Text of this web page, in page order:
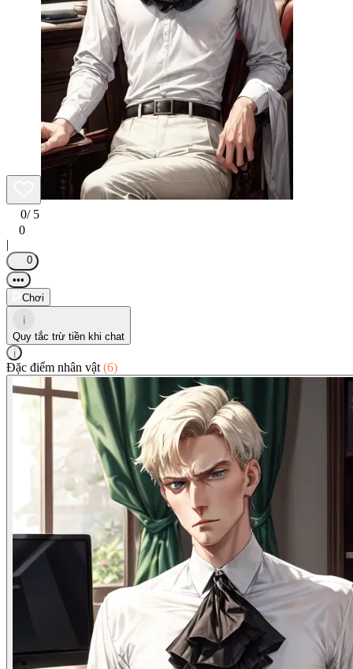
0/ 5
0
|
0
•••
Chơi
i
Quy tắc trừ tiền khi chat
i
Đặc điểm nhân vật (6)